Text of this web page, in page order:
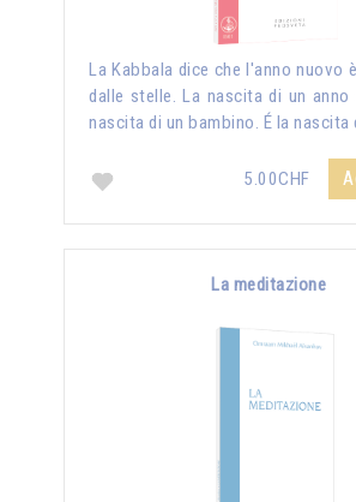
La Kabbala dice che l'anno nuovo
dalle stelle. La nascita di un anno
nascita di un bambino. É la nascita
5.00CHF
La meditazione